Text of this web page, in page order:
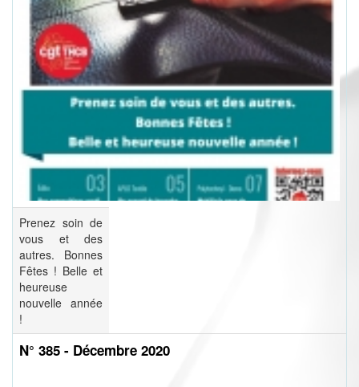
Prenez soin de
vous et des
autres. Bonnes
Fêtes ! Belle et
heureuse
nouvelle année
!
N° 385 - Décembre 2020